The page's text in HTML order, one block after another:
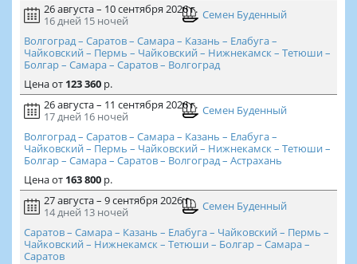
26 августа – 10 сентября 2026 г.
16 дней 15 ночей
Семен Буденный
Волгоград – Саратов – Самара – Казань – Елабуга –
Чайковский – Пермь – Чайковский – Нижнекамск – Тетюши –
Болгар – Самара – Саратов – Волгоград
Ценаот 123 360р.
26 августа – 11 сентября 2026 г.
17 дней 16 ночей
Семен Буденный
Волгоград – Саратов – Самара – Казань – Елабуга –
Чайковский – Пермь – Чайковский – Нижнекамск – Тетюши –
Болгар – Самара – Саратов – Волгоград – Астрахань
Ценаот 163 800р.
27 августа – 9 сентября 2026 г.
14 дней 13 ночей
Семен Буденный
Саратов – Самара – Казань – Елабуга – Чайковский – Пермь –
Чайковский – Нижнекамск – Тетюши – Болгар – Самара –
Саратов